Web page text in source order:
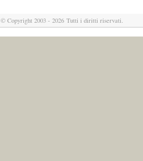
© Copyright 2003 - 2026 Tutti i diritti riservati.